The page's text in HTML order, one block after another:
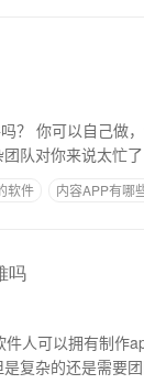
队对你来说太忙了
软件 内容APP有哪
吗
复杂的还是需要